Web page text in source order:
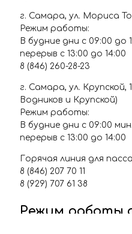
г. Самара, ул. Мориса
Режим работы:
В будние дни с 09:00 до
перерыв с 13:00 до 14:00
8 (846) 260-28-23
г. Самара, ул. Крупской,
Водников и Крупской)
Режим работы:
В будние дни с 09:00
перерыв с 13:00 до 14:00
Горячая линия для
8 (846) 207 70 11
8 (929) 707 61 38
Режим работы